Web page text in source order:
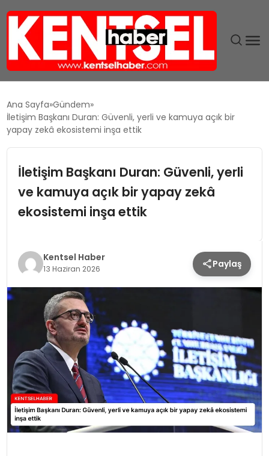
GÜNDEM
EĞITIM
MAGAZIN
KÜLTÜR & SANAT
SAĞLIK
Ana Sayfa Gündem
İletişim Başkanı Duran: Güvenli, yerli ve kamuya açık bir
yapay zekâ ekosistemi inşa ettik
İletişim Başkanı Duran: Güvenli, yerli
ve kamuya açık bir yapay zekâ
ekosistemi inşa ettik
Kentsel Haber
13 Haziran 2026 Paylaş